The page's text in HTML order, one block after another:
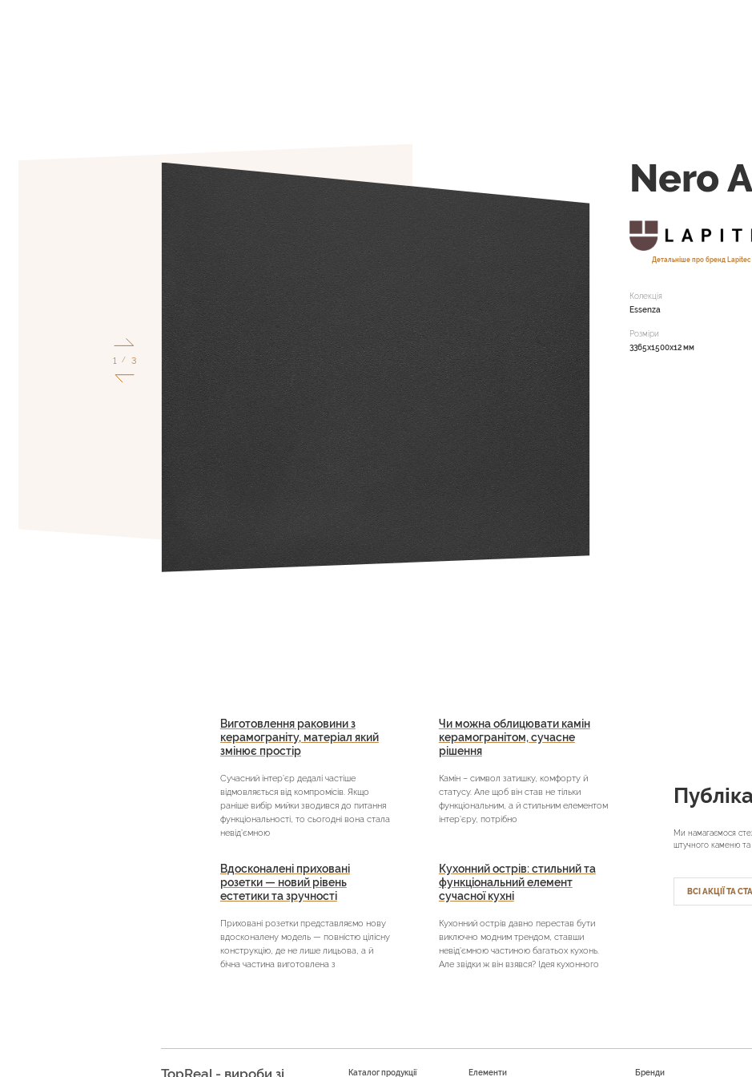
2 / 3
Nero
Детальніше про бренд Lapitec
Колекція
Essenza
Розміри
3365x1500x12 мм
Ми намагаємося
штучного каменю та
ВСІ АКЦІЇ ТА
Виготовлення раковини з
керамограніту, матеріал який
змінює простір
Сучасний інтер’єр дедалі частіше
відмовляється від компромісів. Якщо
раніше вибір мийки зводився до питання
функціональності, то сьогодні вона стала
невід’ємною
Чи можна облицювати камін
керамогранітом, сучасне
рішення
Камін – символ затишку, комфорту й
статусу. Але щоб він став не тільки
функціональним, а й стильним елементом
інтер’єру, потрібно
Вдосконалені приховані
розетки — новий рівень
естетики та зручності
Приховані розетки представляємо нову
вдосконалену модель — повністю цілісну
конструкцію, де не лише лицьова, а й
бічна частина виготовлена з
Кухонний острів: стильний та
функціональний елемент
сучасної кухні
Кухонний острів давно перестав бути
виключно модним трендом, ставши
невід’ємною частиною багатьох кухонь.
Але звідки ж він взявся? Ідея кухонного
TopReal - вироби зі Каталог продукції Елементи Бренди